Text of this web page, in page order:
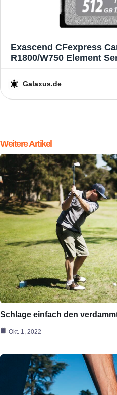
Exascend CFexpress
R1800/W750 Element
Galaxus.de
Weitere Artikel
Schlage einfach den
Okt. 1, 2022